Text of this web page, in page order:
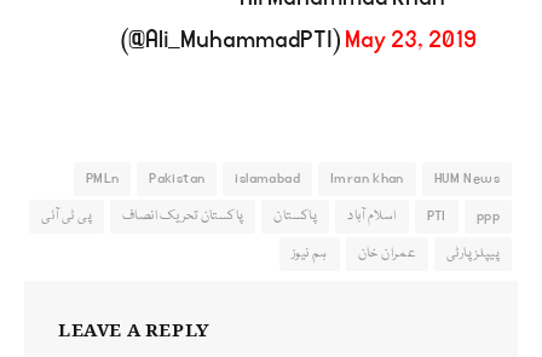
(@Ali_MuhammadPTI)May 23, 2019
HUM News
Imran khan
islamabad
Pakistan
PMLn
ppp
PTI اسلام آباد پاکستان پاکستان تحریک انصاف
پی ٹی آئی
پیپلزپارٹی
عمران خان ہم نیوز
LEAVE A REPLY